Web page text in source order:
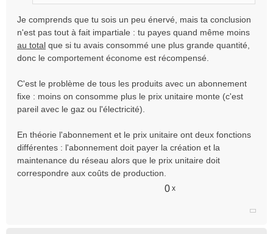
n
l
u
Je comprends que tu sois un peu énervé, mais ta conclusion
n'est pas tout à fait impartiale : tu payes quand même moins
au total que si tu avais consommé une plus grande quantité,
donc le comportement économe est récompensé.
C'est le problème de tous les produits avec un abonnement
fixe : moins on consomme plus le prix unitaire monte (c'est
pareil avec le gaz ou l'électricité).
En théorie l'abonnement et le prix unitaire ont deux fonctions
différentes : l'abonnement doit payer la création et la
maintenance du réseau alors que le prix unitaire doit
correspondre aux coûts de production.
0 x